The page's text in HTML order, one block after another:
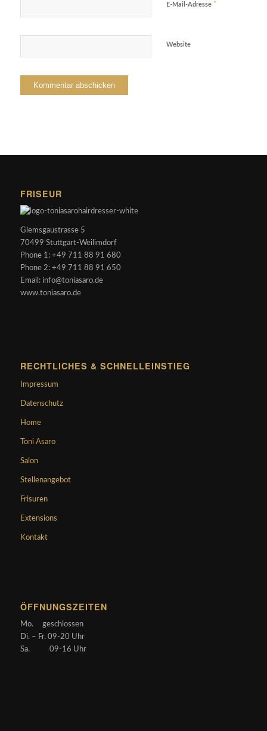
E-Mail-Adresse *
Website
FRISEUR
Glemsgaustrasse 5
70499 Stuttgart-Weilimdorf
Phone 1: +49 711 88 91 680
Phone 2: +49 711 88 91 650
Email: info@toniasaro.de
www.toniasaro.de
RECHTLICHES & SCHNELLEINSTIEG
Impressum
Datenschutz
Home
Toni Asaro
Salon
Stellenangebot
Frisuren
Extensions
Kontakt
ÖFFNUNGSZEITEN
Mo. geschlossen
Di. – Fr. 09-20 Uhr
Sa. 09-16 Uhr